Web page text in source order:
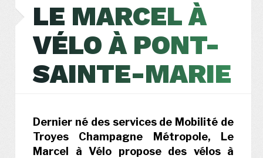
LE MARCEL À
VÉLO À PONT-
SAINTE-MARIE
Dernier né des services de Mobilité de
Troyes Champagne Métropole, Le
Marcel à Vélo propose des vélos à